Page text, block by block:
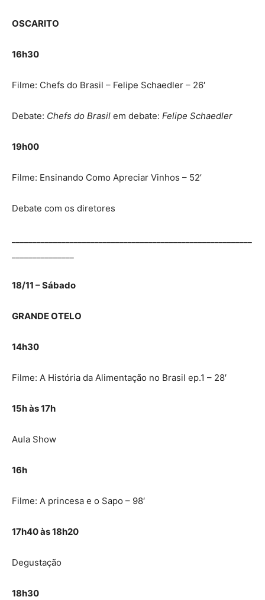
OSCARITO
16h30
Filme: Chefs do Brasil – Felipe Schaedler – 26′
Debate: Chefs do Brasil em debate: Felipe Schaedler
19h00
Filme: Ensinando Como Apreciar Vinhos – 52’
Debate com os diretores
18/11 – Sábado
GRANDE OTELO
14h30
Filme: A História da Alimentação no Brasil ep.1 – 28′
15h às 17h
Aula Show
16h
Filme: A princesa e o Sapo – 98′
17h40 às 18h20
Degustação
18h30